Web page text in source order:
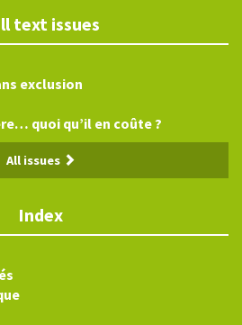
text issues
exclusion
quoi qu’il en coûte ?
All issues
Index